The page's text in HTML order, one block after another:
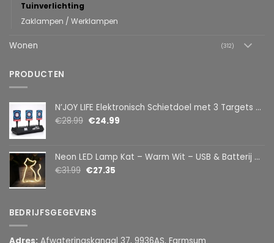
Tuinverlichting
Zaklampen / Werklampen
Wonen (312)
PRODUCTEN
N’JOY LIFE Elektronisch Schietdoel met 3 Targets – Automatische Reset – Digitaal Scorebord – voor Foam Darts
€28.99 €24.99
Neon LED Lamp Kat – Warm Wit – USB & Batterij – Decoratieve Tafellamp voor Kinderkamer – 28,5 x 24,5 cm
€31.99 €27.35
BEDRIJFSGEGEVENS